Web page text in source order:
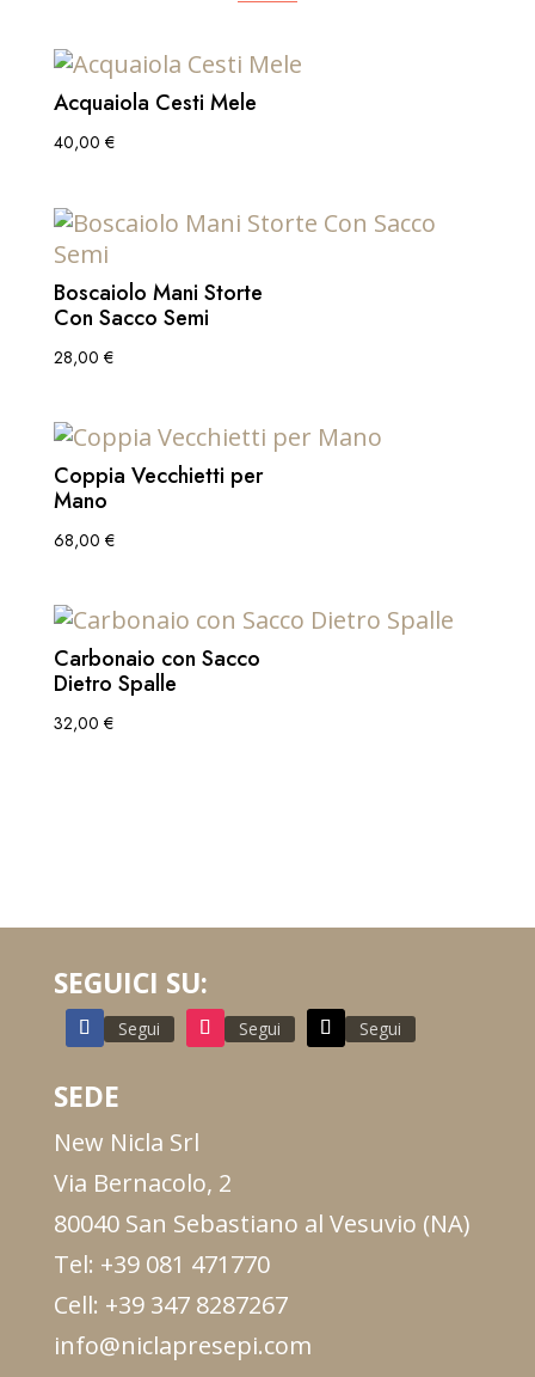
Acquaiola Cesti Mele
40,00 €
Boscaiolo Mani Storte
Con Sacco Semi
28,00 €
Coppia Vecchietti per
Mano
68,00 €
Carbonaio con Sacco
Dietro Spalle
32,00 €
SEGUICI SU:
Segui Segui Segui
SEDE
New Nicla Srl
Via Bernacolo, 2
80040 San Sebastiano al Vesuvio (NA)
Tel: +39 081 471770
Cell: +39 347 8287267
info@niclapresepi.com